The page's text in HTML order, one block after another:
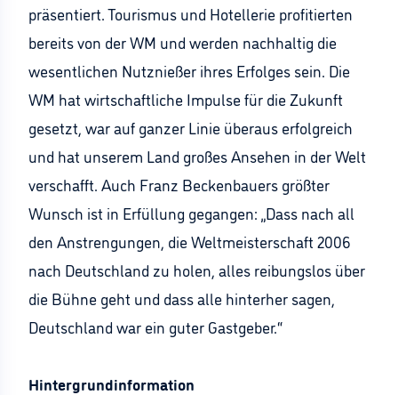
präsentiert. Tourismus und Hotellerie profitierten
bereits von der WM und werden nachhaltig die
wesentlichen Nutznießer ihres Erfolges sein. Die
WM hat wirtschaftliche Impulse für die Zukunft
gesetzt, war auf ganzer Linie überaus erfolgreich
und hat unserem Land großes Ansehen in der Welt
verschafft. Auch Franz Beckenbauers größter
Wunsch ist in Erfüllung gegangen: „Dass nach all
den Anstrengungen, die Weltmeisterschaft 2006
nach Deutschland zu holen, alles reibungslos über
die Bühne geht und dass alle hinterher sagen,
Deutschland war ein guter Gastgeber.“
Hintergrundinformation